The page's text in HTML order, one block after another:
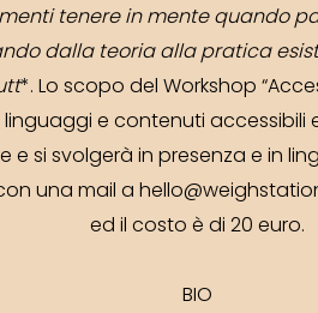
tenere in mente quando
dalla teoria alla pratica
*. Lo scopo del Workshop
e contenuti accessibili
e si svolgerà in presenza e in
una mail a
ed il costo è di 20 euro.
BIO